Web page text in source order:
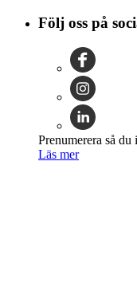
Följ oss på
Prenumerera så
Läs mer